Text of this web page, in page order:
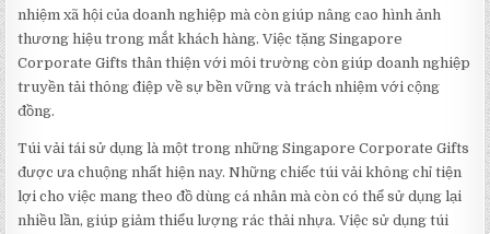
nhiệm xã hội của doanh nghiệp mà còn giúp nâng cao hình ảnh
thương hiệu trong mắt khách hàng. Việc tặng Singapore
Corporate Gifts thân thiện với môi trường còn giúp doanh nghiệp
truyền tải thông điệp về sự bền vững và trách nhiệm với cộng
đồng.
Túi vải tái sử dụng là một trong những Singapore Corporate Gifts
được ưa chuộng nhất hiện nay. Những chiếc túi vải không chỉ tiện
lợi cho việc mang theo đồ dùng cá nhân mà còn có thể sử dụng lại
nhiều lần, giúp giảm thiểu lượng rác thải nhựa. Việc sử dụng túi